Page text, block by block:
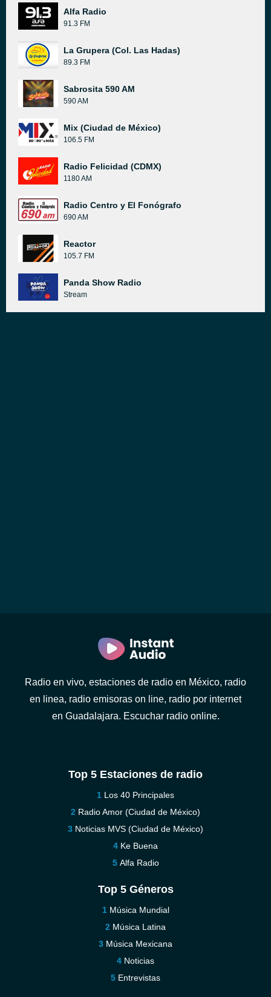
Alfa Radio
91.3 FM
La Grupera (Col. Las Hadas)
89.3 FM
Sabrosita 590 AM
590 AM
Mix (Ciudad de México)
106.5 FM
Radio Felicidad (CDMX)
1180 AM
Radio Centro y El Fonógrafo
690 AM
Reactor
105.7 FM
Panda Show Radio
Stream
Radio en vivo, estaciones de radio en México, radio
en linea, radio emisoras on line, radio por internet
en Guadalajara. Escuchar radio online.
Top 5 Estaciones de radio
Los 40 Principales
Radio Amor (Ciudad de México)
Noticias MVS (Ciudad de México)
Ke Buena
Alfa Radio
Top 5 Géneros
Música Mundial
Música Latina
Música Mexicana
Noticias
Entrevistas